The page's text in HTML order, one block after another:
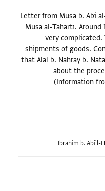
Letter from Musa b. Abi
Musa al-Tāhartī.
very
shipments of goods.
that Alal b. Nahray b.
about the
(Information
Ibrahim b. Abī l-